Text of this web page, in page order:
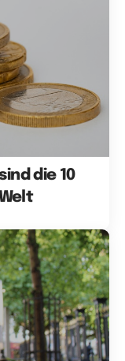
die 10